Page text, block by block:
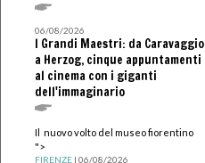
06/08/2026
I Grandi Maestri: da Caravaggio
a Herzog, cinque appuntamenti
al cinema con i giganti
dell'immaginario
Il nuovo volto del museo fiorentino
">
FIRENZE| 06/08/2026